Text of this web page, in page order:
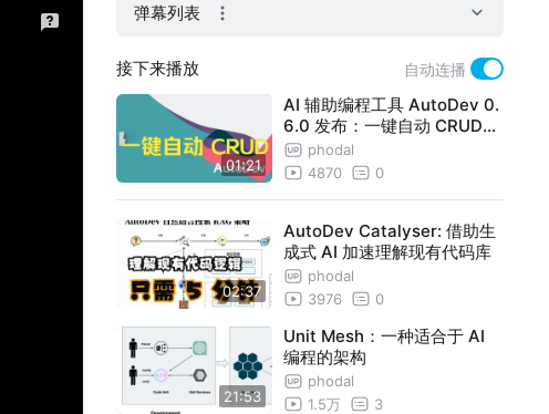
弹幕列表
接下来播放 自动连播
01:21
AI 辅助编程工具 AutoDev 0.
6.0 发布：一键自动 CRUD，
Click is all you need!!
phodal
4870
0
02:37
AutoDev Catalyser: 借助生
成式 AI 加速理解现有代码库
phodal
3976
0
21:53
Unit Mesh：一种适合于 AI
编程的架构
phodal
1.5万
3